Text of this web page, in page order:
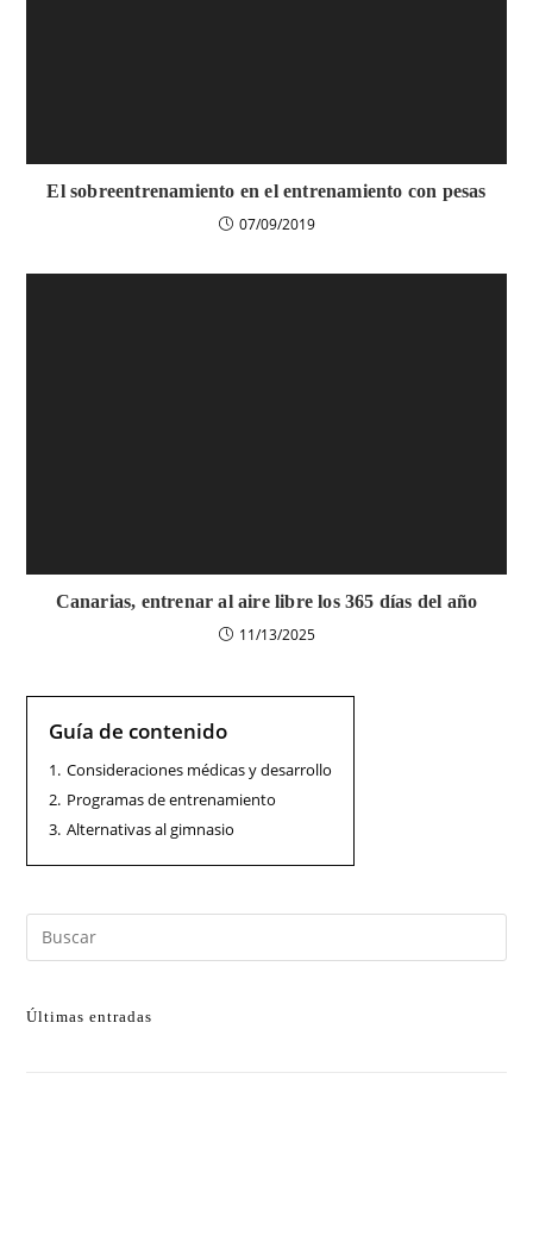
El sobreentrenamiento en el entrenamiento con pesas
07/09/2019
Canarias, entrenar al aire libre los 365 días del año
11/13/2025
Guía de contenido
1. Consideraciones médicas y desarrollo
2. Programas de entrenamiento
3. Alternativas al gimnasio
Últimas entradas